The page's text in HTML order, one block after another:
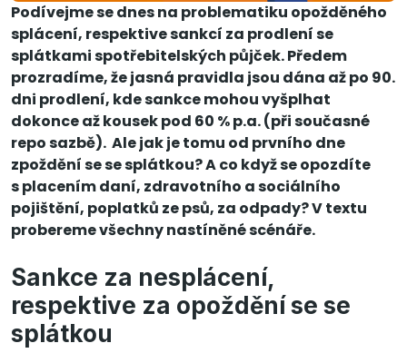
Podívejme se dnes na problematiku opožděného
splácení, respektive sankcí za prodlení se
splátkami spotřebitelských půjček. Předem
prozradíme, že jasná pravidla jsou dána až po 90.
dni prodlení, kde sankce mohou vyšplhat
dokonce až kousek pod 60 % p.a. (při současné
repo sazbě). Ale jak je tomu od prvního dne
zpoždění se se splátkou? A co když se opozdíte
s placením daní, zdravotního a sociálního
pojištění, poplatků ze psů, za odpady? V textu
probereme všechny nastíněné scénáře.
Sankce za nesplácení,
respektive za opoždění se se
splátkou